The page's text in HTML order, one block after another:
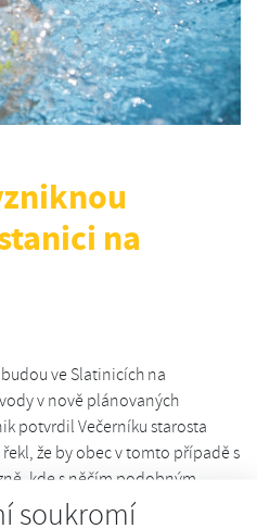
soukromí
na
ve Slatinicích na
v nově plánovaných
potvrdil Večerníku starosta
že by obec v tomto případě s
kde s něčím podobným